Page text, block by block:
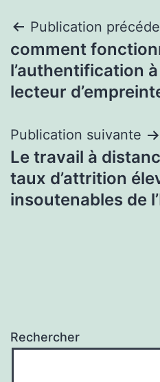
Navigation
de
l’article
Publication
comment
l’authentification
lecteur
Publication suivante
Le travail à
taux d’attrition
insoutenables de
Rechercher